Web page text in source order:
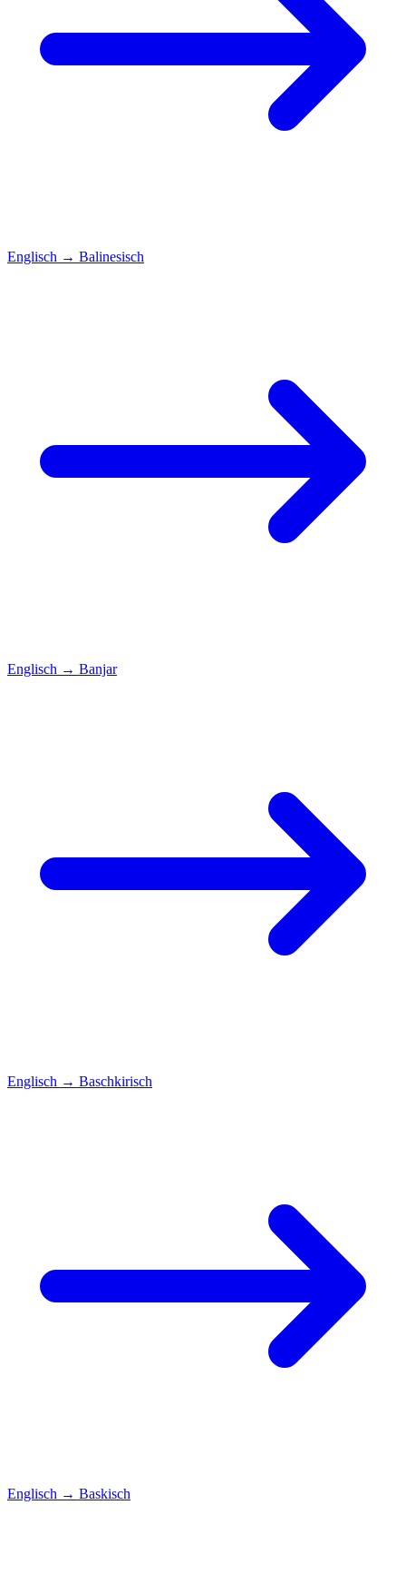
Englisch → Balinesisch
Englisch → Banjar
Englisch → Baschkirisch
Englisch → Baskisch